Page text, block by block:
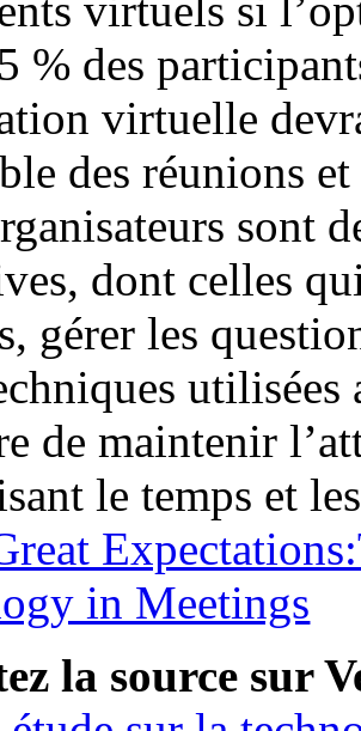
% des
virtuelle
des réunions
sont
dont celles
gérer les
de maintenir
le temps et
in Meetings
la source sur